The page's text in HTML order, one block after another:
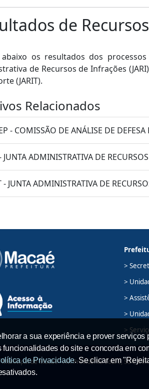
de Recursos
abaixo os resultados dos
de Recursos de Infrações
(JARIT).
Relacionados
- COMISSÃO DE ANÁLISE DE DEFESA
JUNTA ADMINISTRATIVA DE
- JUNTA ADMINISTRATIVA DE
>
>
>
>
>
de Macaé - Av. Presidente Sodré, 534,
a sua experiência e prover
funcionalidades do site e concorda em
de Privacidade. Se clicar em